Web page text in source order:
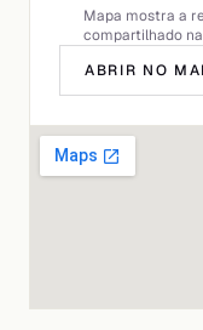
Mapa mostra a
compartilhado
ABRIR NO